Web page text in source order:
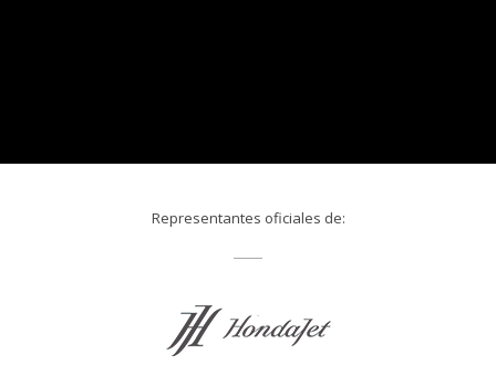
Representantes oficiales de: